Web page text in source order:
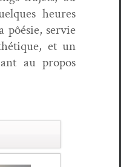
heures
pôésie, servie
et un
au pro­pos